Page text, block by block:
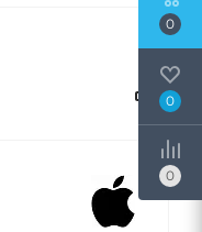
0
0
0